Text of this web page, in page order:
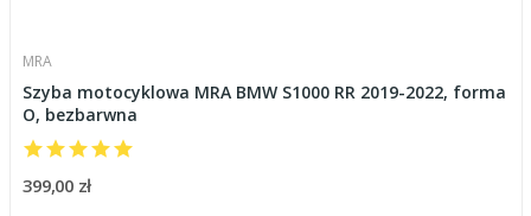
MRA
Szyba motocyklowa MRA BMW S1000 RR 2019-2022, forma
O, bezbarwna
399,00 zł